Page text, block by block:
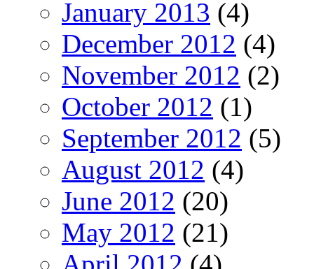
January 2013 (4)
December 2012 (4)
November 2012 (2)
October 2012 (1)
September 2012 (5)
August 2012 (4)
June 2012 (20)
May 2012 (21)